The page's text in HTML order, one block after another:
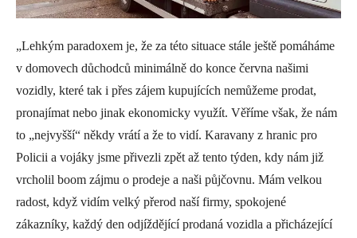
„Lehkým paradoxem je, že za této situace stále ještě pomáháme
v domovech důchodců minimálně do konce června našimi
vozidly, které tak i přes zájem kupujících nemůžeme prodat,
pronajímat nebo jinak ekonomicky využít. Věříme však, že nám
to „nejvyšší“ někdy vrátí a že to vidí. Karavany z hranic pro
Policii a vojáky jsme přivezli zpět až tento týden, kdy nám již
vrcholil boom zájmu o prodeje a naši půjčovnu. Mám velkou
radost, když vidím velký přerod naší firmy, spokojené
zákazníky, každý den odjíždějící prodaná vozidla a přicházející